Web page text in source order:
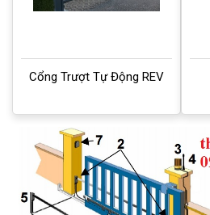
Cổng Trượt Tự Động REV